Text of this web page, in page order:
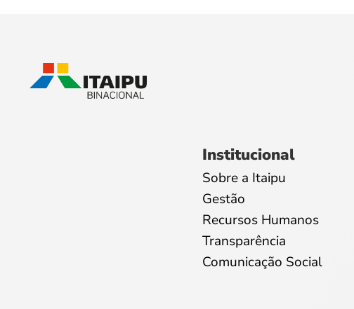
Institucional
Sobre a Itaipu
Gestão
Recursos Humanos
Transparência
Comunicação Social